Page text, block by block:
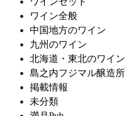
ワイン全般
中国地方のワイン
九州のワイン
北海道・東北のワイン
島之内フジマル醸造所
掲載情報
未分類